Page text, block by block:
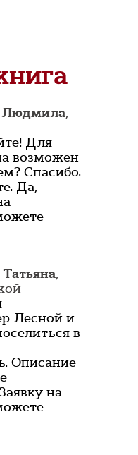
Людмила,
Для
возможен
Спасибо.
Да,
Татьяна,
Лесной и
в
Описание
на